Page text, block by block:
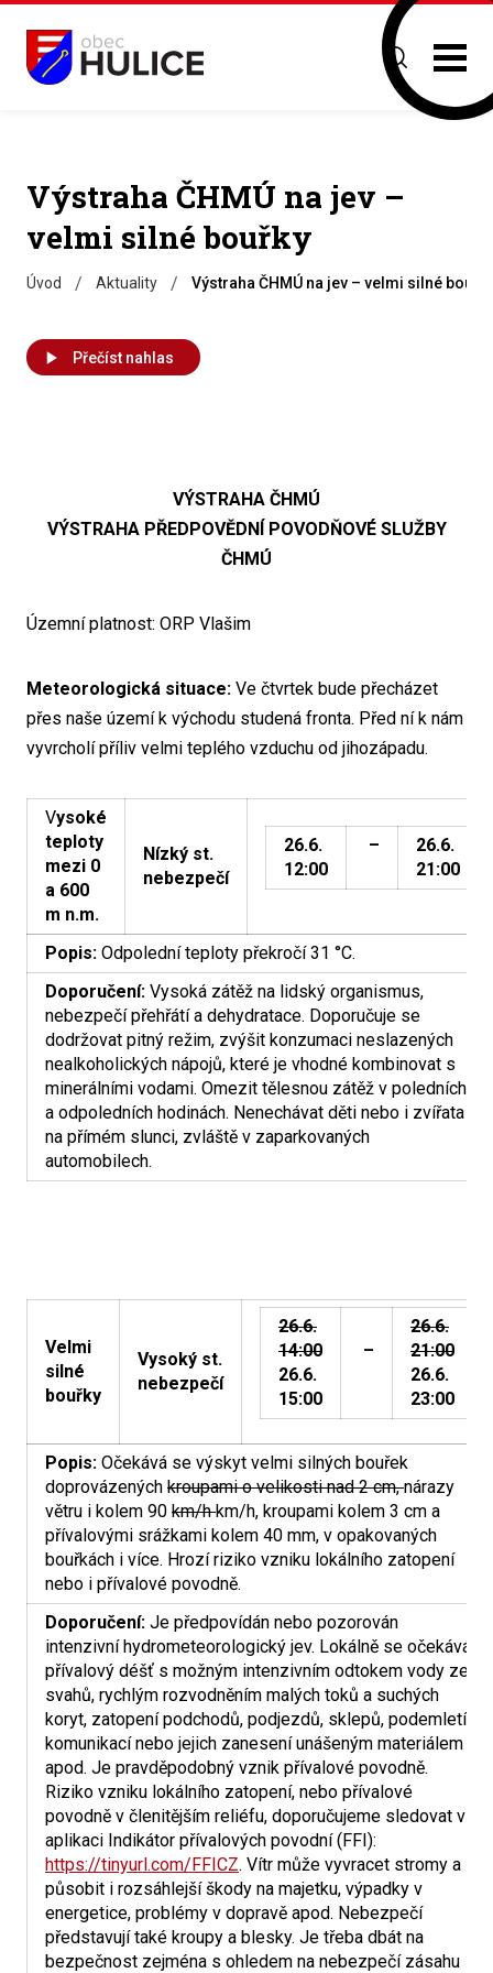
Výstraha ČHMÚ na jev –
velmi silné bouřky
Úvod / Aktuality / Výstraha ČHMÚ na jev – velmi silné bouřky
Přečíst nahlas
VÝSTRAHA ČHMÚ
VÝSTRAHA PŘEDPOVĚDNÍ POVODŇOVÉ SLUŽBY
ČHMÚ
Územní platnost: ORP Vlašim
Meteorologická situace: Ve čtvrtek bude přecházet
přes naše území k východu studená fronta. Před ní k nám
vyvrcholí příliv velmi teplého vzduchu od jihozápadu.
Vysoké
teploty
mezi 0
a 600
m n.m.
Nízký st.
nebezpečí
26.6.
12:00
–
26.6.
21:00
Popis: Odpolední teploty překročí 31 °C.
Doporučení: Vysoká zátěž na lidský organismus,
nebezpečí přehřátí a dehydratace. Doporučuje se
dodržovat pitný režim, zvýšit konzumaci neslazených
nealkoholických nápojů, které je vhodné kombinovat s
minerálními vodami. Omezit tělesnou zátěž v poledních
a odpoledních hodinách. Nenechávat děti nebo i zvířata
na přímém slunci, zvláště v zaparkovaných
automobilech.
Velmi
silné
bouřky
Vysoký st.
nebezpečí
26.6.
14:00
26.6.
15:00
–
26.6.
21:00
26.6.
23:00
Popis: Očekává se výskyt velmi silných bouřek
doprovázených kroupami o velikosti nad 2 cm,nárazy
větru i kolem 90 km/hkm/h, kroupami kolem 3 cm a
přívalovými srážkami kolem 40 mm, v opakovaných
bouřkách i více. Hrozí riziko vzniku lokálního zatopení
nebo i přívalové povodně.
Doporučení: Je předpovídán nebo pozorován
intenzivní hydrometeorologický jev. Lokálně se očekává
přívalový déšť s možným intenzivním odtokem vody ze
svahů, rychlým rozvodněním malých toků a suchých
koryt, zatopení podchodů, podjezdů, sklepů, podemletí
komunikací nebo jejich zanesení unášeným materiálem
apod. Je pravděpodobný vznik přívalové povodně.
Riziko vzniku lokálního zatopení, nebo přívalové
povodně v členitějším reliéfu, doporučujeme sledovat v
aplikaci Indikátor přívalových povodní (FFI):
https://tinyurl.com/FFICZ. Vítr může vyvracet stromy a
působit i rozsáhlejší škody na majetku, výpadky v
energetice, problémy v dopravě apod. Nebezpečí
představují také kroupy a blesky. Je třeba dbát na
bezpečnost zejména s ohledem na nebezpečí zásahu